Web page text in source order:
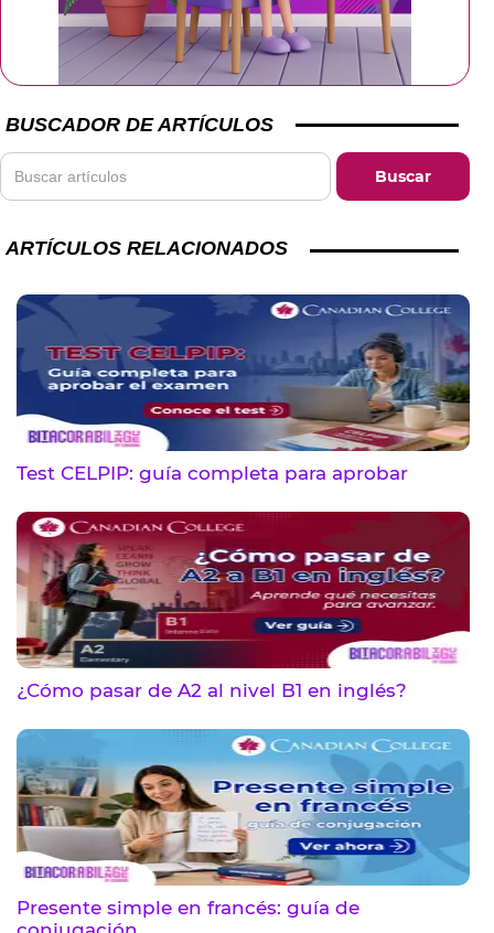
BUSCADOR DE ARTÍCULOS
ARTÍCULOS RELACIONADOS
Test CELPIP: guía completa para aprobar
¿Cómo pasar de A2 al nivel B1 en inglés?
Presente simple en francés: guía de